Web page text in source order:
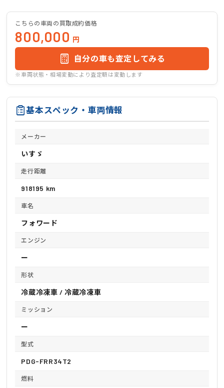
こちらの車両の買取成約価格
800,000 円
自分の車も査定してみる
※車両状態・相場変動により査定額は変動します
基本スペック・車両情報
メーカー
いすゞ
走行距離
918195 km
車名
フォワード
エンジン
ー
形状
冷蔵冷凍車 / 冷蔵冷凍車
ミッション
ー
型式
PDG-FRR34T2
燃料